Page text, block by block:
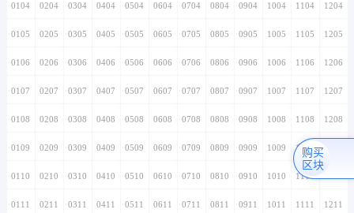
0104 0204 0304 0404 0504 0604 0704 0804 0904 1004 1104 1204
0105 0205 0305 0405 0505 0605 0705 0805 0905 1005 1105 1205
0106 0206 0306 0406 0506 0606 0706 0806 0906 1006 1106 1206
0107 0207 0307 0407 0507 0607 0707 0807 0907 1007 1107 1207
0108 0208 0308 0408 0508 0608 0708 0808 0908 1008 1108 1208
0109 0209 0309 0409 0509 0609 0709 0809 0909 1009 1109
0110 0210 0310 0410 0510 0610 0710 0810 0910 1010 1110
0111 0211 0311 0411 0511 0611 0711 0811 0911 1011 1111 1211
购买
区块